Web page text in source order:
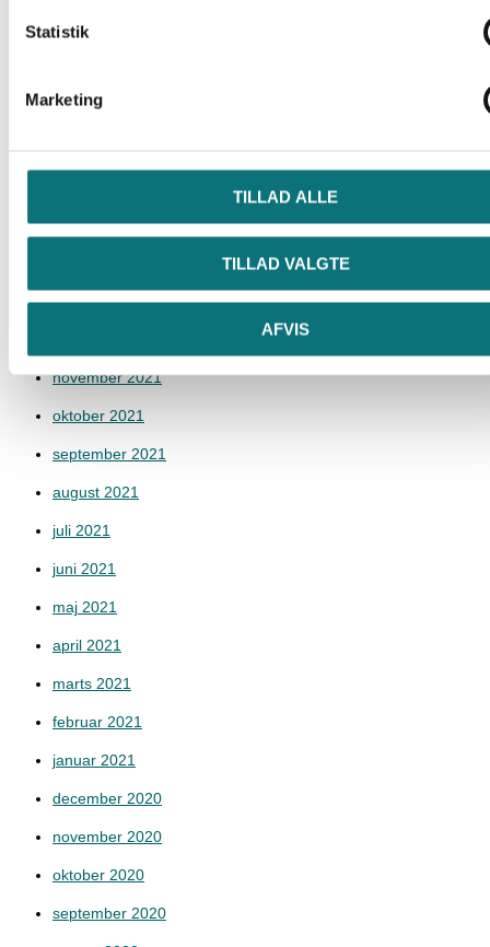
Statistik
Marketing
TILLAD ALLE
TILLAD VALGTE
AFVIS
august 2022
juni 2022
marts 2022
januar 2022
november 2021
oktober 2021
september 2021
august 2021
juli 2021
juni 2021
maj 2021
april 2021
marts 2021
februar 2021
januar 2021
december 2020
november 2020
oktober 2020
september 2020